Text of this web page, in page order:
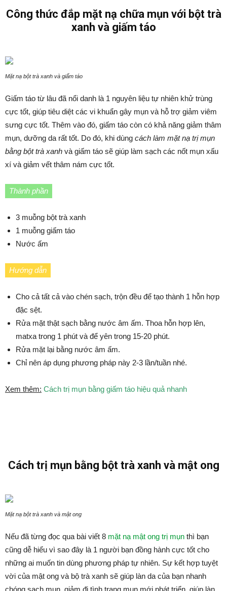
Công thức đắp mặt nạ chữa mụn với bột trà
xanh và giấm táo
Mặt nạ bột trà xanh và giấm táo
Giấm táo từ lâu đã nổi danh là 1 nguyên liệu tự nhiên khử trùng
cực tốt, giúp tiêu diệt các vi khuẩn gây mụn và hỗ trợ giảm viêm
sưng cực tốt. Thêm vào đó, giấm táo còn có khả năng giảm thâm
mụn, dưỡng da rất tốt. Do đó, khi dùng cách làm mặt nạ trị mụn
bằng bột trà xanh và giấm táo sẽ giúp làm sạch các nốt mụn xấu
xí và giảm vết thâm nám cực tốt.
Thành phần
3 muỗng bột trà xanh
1 muỗng giấm táo
Nước ấm
Hướng dẫn
Cho cả tất cả vào chén sạch, trộn đều để tạo thành 1 hỗn hợp
đặc sệt.
Rửa mặt thật sạch bằng nước âm ấm. Thoa hỗn hợp lên,
matxa trong 1 phút và để yên trong 15-20 phút.
Rửa mặt lại bằng nước âm ấm.
Chỉ nên áp dụng phương pháp này 2-3 lần/tuần nhé.
Xem thêm: Cách trị mụn bằng giấm táo hiệu quả nhanh
Cách trị mụn bằng bột trà xanh và mật ong
Mặt nạ bột trà xanh và mật ong
Nếu đã từng đọc qua bài viết 8 mặt nạ mật ong trị mụn thì bạn
cũng dễ hiểu vì sao đây là 1 người bạn đồng hành cực tốt cho
những ai muốn tin dùng phương pháp tự nhiên. Sự kết hợp tuyệt
vời của mật ong và bộ trà xanh sẽ giúp làn da của bạn nhanh
chóng sạch mụn, giảm đi tình trạng mụn mới phát triển, giúp làn